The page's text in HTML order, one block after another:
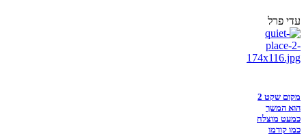
עדי פרל
מקום שקט 2
הוא המשך
כמעט מוצלח
כמו קודמו